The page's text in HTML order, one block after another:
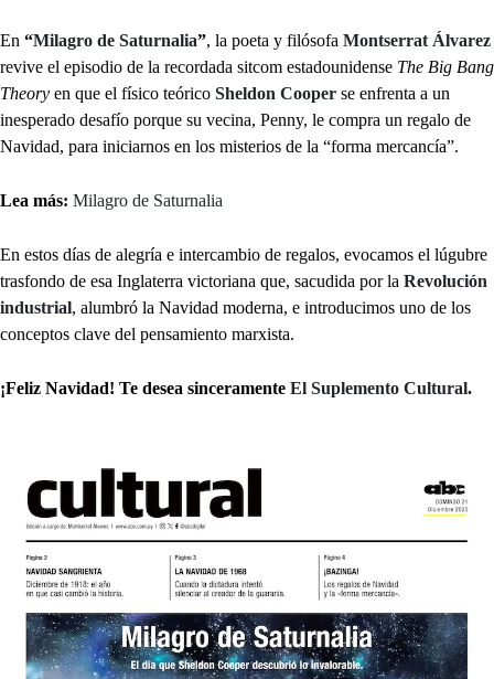
En “Milagro de Saturnalia”, la poeta y filósofa Montserrat Álvarez
revive el episodio de la recordada sitcom estadounidense The Big Bang
Theory en que el físico teórico Sheldon Cooper se enfrenta a un
inesperado desafío porque su vecina, Penny, le compra un regalo de
Navidad, para iniciarnos en los misterios de la “forma mercancía”.
Lea más: Milagro de Saturnalia
En estos días de alegría e intercambio de regalos, evocamos el lúgubre
trasfondo de esa Inglaterra victoriana que, sacudida por la Revolución
industrial, alumbró la Navidad moderna, e introducimos uno de los
conceptos clave del pensamiento marxista.
¡Feliz Navidad! Te desea sinceramente El Suplemento Cultural.